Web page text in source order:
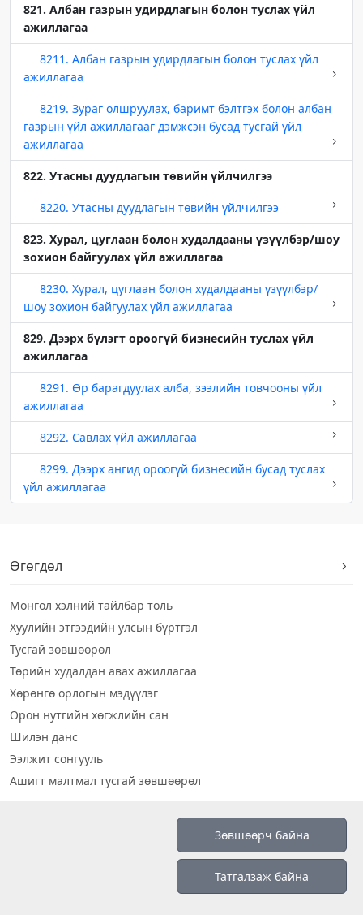
821. Албан газрын удирдлагын болон туслах үйл
ажиллагаа
8211. Албан газрын удирдлагын болон туслах үйл
ажиллагаа
8219. Зураг олшруулах, баримт бэлтгэх болон албан
газрын үйл ажиллагааг дэмжсэн бусад тусгай үйл
ажиллагаа
822. Утасны дуудлагын төвийн үйлчилгээ
8220. Утасны дуудлагын төвийн үйлчилгээ
823. Хурал, цуглаан болон худалдааны үзүүлбэр/шоу
зохион байгуулах үйл ажиллагаа
8230. Хурал, цуглаан болон худалдааны үзүүлбэр/
шоу зохион байгуулах үйл ажиллагаа
829. Дээрх бүлэгт ороогүй бизнесийн туслах үйл
ажиллагаа
8291. Өр барагдуулах алба, зээлийн товчооны үйл
ажиллагаа
8292. Савлах үйл ажиллагаа
8299. Дээрх ангид ороогүй бизнесийн бусад туслах
үйл ажиллагаа
Өгөгдөл
Монгол хэлний тайлбар толь
Хуулийн этгээдийн улсын бүртгэл
Тусгай зөвшөөрөл
Төрийн худалдан авах ажиллагаа
Хөрөнгө орлогын мэдүүлэг
Орон нутгийн хөгжлийн сан
Шилэн данс
Ээлжит сонгууль
Ашигт малтмал тусгай зөвшөөрөл
Зөвшөөрч байна
Татгалзаж байна